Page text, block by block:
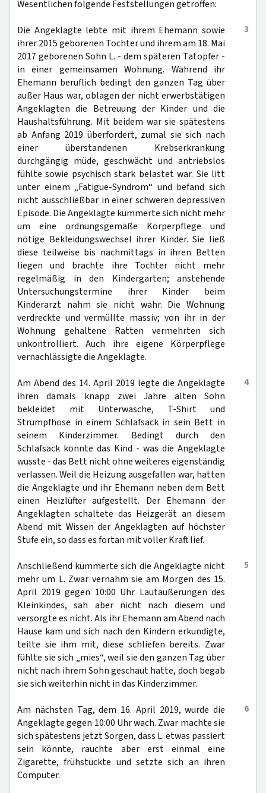
Wesentlichen folgende Feststellungen getroffen:
3
Die Angeklagte lebte mit ihrem Ehemann sowie
ihrer 2015 geborenen Tochter und ihrem am 18. Mai
2017 geborenen Sohn L. - dem späteren Tatopfer -
in einer gemeinsamen Wohnung. Während ihr
Ehemann beruflich bedingt den ganzen Tag über
außer Haus war, oblagen der nicht erwerbstätigen
Angeklagten die Betreuung der Kinder und die
Haushaltsführung. Mit beidem war sie spätestens
ab Anfang 2019 überfordert, zumal sie sich nach
einer überstandenen Krebserkrankung
durchgängig müde, geschwächt und antriebslos
fühlte sowie psychisch stark belastet war. Sie litt
unter einem „Fatigue-Syndrom“ und befand sich
nicht ausschließbar in einer schweren depressiven
Episode. Die Angeklagte kümmerte sich nicht mehr
um eine ordnungsgemäße Körperpflege und
nötige Bekleidungswechsel ihrer Kinder. Sie ließ
diese teilweise bis nachmittags in ihren Betten
liegen und brachte ihre Tochter nicht mehr
regelmäßig in den Kindergarten; anstehende
Untersuchungstermine ihrer Kinder beim
Kinderarzt nahm sie nicht wahr. Die Wohnung
verdreckte und vermüllte massiv; von ihr in der
Wohnung gehaltene Ratten vermehrten sich
unkontrolliert. Auch ihre eigene Körperpflege
vernachlässigte die Angeklagte.
4
Am Abend des 14. April 2019 legte die Angeklagte
ihren damals knapp zwei Jahre alten Sohn
bekleidet mit Unterwäsche, T-Shirt und
Strumpfhose in einem Schlafsack in sein Bett in
seinem Kinderzimmer. Bedingt durch den
Schlafsack konnte das Kind - was die Angeklagte
wusste - das Bett nicht ohne weiteres eigenständig
verlassen. Weil die Heizung ausgefallen war, hatten
die Angeklagte und ihr Ehemann neben dem Bett
einen Heizlüfter aufgestellt. Der Ehemann der
Angeklagten schaltete das Heizgerät an diesem
Abend mit Wissen der Angeklagten auf höchster
Stufe ein, so dass es fortan mit voller Kraft lief.
5
Anschließend kümmerte sich die Angeklagte nicht
mehr um L. Zwar vernahm sie am Morgen des 15.
April 2019 gegen 10:00 Uhr Lautäußerungen des
Kleinkindes, sah aber nicht nach diesem und
versorgte es nicht. Als ihr Ehemann am Abend nach
Hause kam und sich nach den Kindern erkundigte,
teilte sie ihm mit, diese schliefen bereits. Zwar
fühlte sie sich „mies“, weil sie den ganzen Tag über
nicht nach ihrem Sohn geschaut hatte, doch begab
sie sich weiterhin nicht in das Kinderzimmer.
6
Am nächsten Tag, dem 16. April 2019, wurde die
Angeklagte gegen 10:00 Uhr wach. Zwar machte sie
sich spätestens jetzt Sorgen, dass L. etwas passiert
sein könnte, rauchte aber erst einmal eine
Zigarette, frühstückte und setzte sich an ihren
Computer.